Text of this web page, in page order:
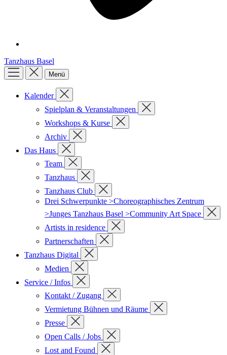
Tanzhaus Basel
Menü
Kalender
Spielplan & Veranstaltungen
Workshops & Kurse
Archiv
Das Haus
Team
Tanzhaus
Tanzhaus Club
Drei Schwerpunkte >Choreographisches Zentrum
>Junges Tanzhaus Basel >Community Art Space
Artists in residence
Partnerschaften
Tanzhaus Digital
Medien
Service / Infos
Kontakt / Zugang
Vermietung Bühnen und Räume
Presse
Open Calls / Jobs
Lost and Found